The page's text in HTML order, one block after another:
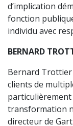
d’implication
fonction
individu avec
BERNARD
Bernard
clients de
particulièrement
transformation
directeur de